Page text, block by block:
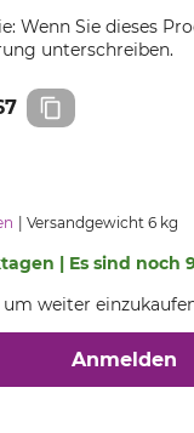
Wenn Sie dieses
unterschreiben.
Versandgewicht 6 kg
| Es sind noch
weiter
Anmelden